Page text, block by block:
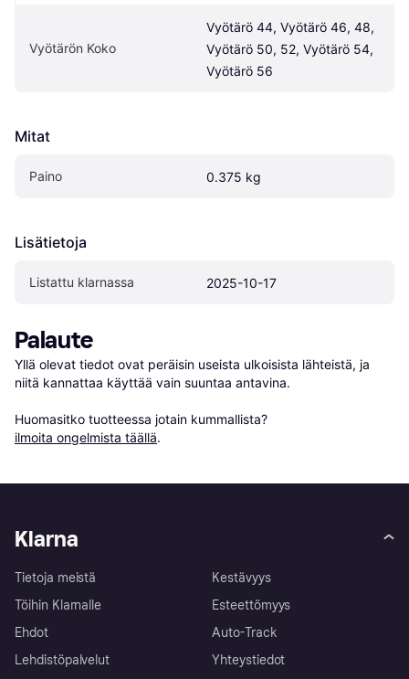
Vyötärön Koko
Vyötärö 44, Vyötärö 46, 48,
Vyötärö 50, 52, Vyötärö 54,
Vyötärö 56
Mitat
Paino 0.375 kg
Lisätietoja
Listattu klarnassa 2025-10-17
Palaute
Yllä olevat tiedot ovat peräisin useista ulkoisista lähteistä, ja
niitä kannattaa käyttää vain suuntaa antavina.
Huomasitko tuotteessa jotain kummallista?
ilmoita ongelmista täällä.
Klarna
Tietoja meistä
Töihin Klarnalle
Ehdot
Lehdistöpalvelut
Kestävyys
Esteettömyys
Auto-Track
Yhteystiedot